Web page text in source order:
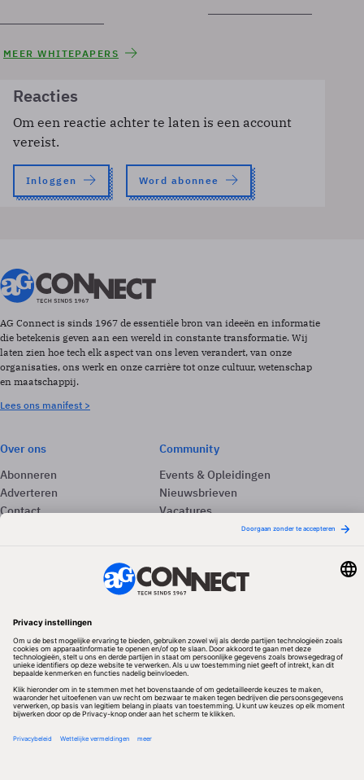
MEER WHITEPAPERS
Reacties
Om een reactie achter te laten is een account
vereist.
Inloggen Word abonnee
AG Connect is sinds 1967 de essentiële bron van ideeën en informatie
die betekenis geven aan een wereld in constante transformatie. Wij
laten zien hoe tech elk aspect van ons leven verandert, van onze
organisaties, ons werk en onze carrière tot onze cultuur, wetenschap
en maatschappij.
Lees ons manifest >
Over ons
Abonneren
Adverteren
Contact
Community
Events & Opleidingen
Nieuwsbrieven
Vacatures
Redactionele partner